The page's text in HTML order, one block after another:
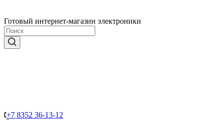
Готовый интернет-магазин электроники
+7 8352 36-13-12